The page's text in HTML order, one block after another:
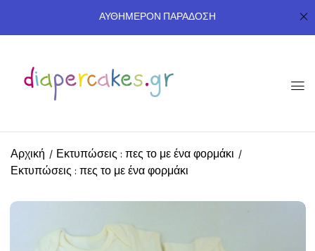
ΑΥΘΗΜΕΡΟΝ ΠΑΡΑΔΟΣΗ
Αρχική
Εκτυπώσεις : πες το με ένα φορμάκι
Εκτυπώσεις : πες το με ένα φορμάκι